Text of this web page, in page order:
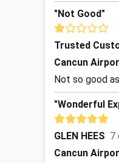
"Not Good"
Trusted
Cancun
Not so good
"Wonderful
GLEN HEES 7
Cancun